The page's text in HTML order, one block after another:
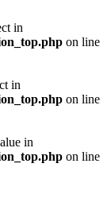
in
on line
in
on line
in
on line